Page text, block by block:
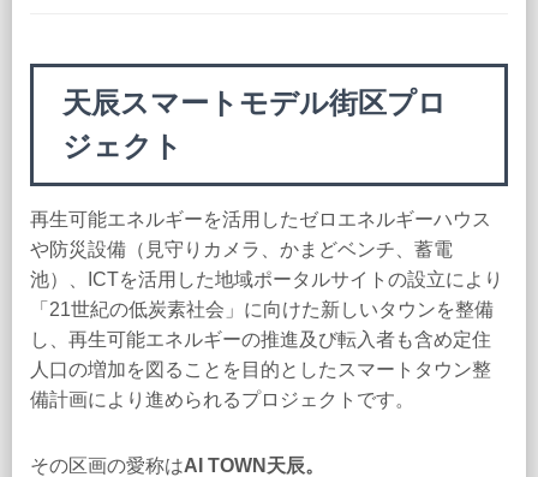
天辰スマートモデル街区プロ
ジェクト
再生可能エネルギーを活用したゼロエネルギーハウス
や防災設備（見守りカメラ、かまどベンチ、蓄電
池）、ICTを活用した地域ポータルサイトの設立により
「21世紀の低炭素社会」に向けた新しいタウンを整備
し、再生可能エネルギーの推進及び転入者も含め定住
人口の増加を図ることを目的としたスマートタウン整
備計画により進められるプロジェクトです。
その区画の愛称はAI TOWN天辰。